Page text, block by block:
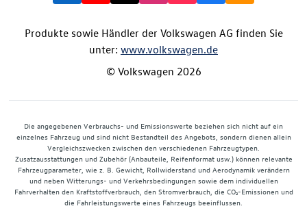
Produkte sowie Händler der Volkswagen AG finden Sie
unter: www.volkswagen.de
© Volkswagen 2026
Die angegebenen Verbrauchs- und Emissionswerte beziehen sich nicht auf ein
einzelnes Fahrzeug und sind nicht Bestandteil des Angebots, sondern dienen allein
Vergleichszwecken zwischen den verschiedenen Fahrzeugtypen.
Zusatzausstattungen und Zubehör (Anbauteile, Reifenformat usw.) können relevante
Fahrzeugparameter, wie z. B. Gewicht, Rollwiderstand und Aerodynamik verändern
und neben Witterungs- und Verkehrsbedingungen sowie dem individuellen
Fahrverhalten den Kraftstoffverbrauch, den Stromverbrauch, die CO₂-Emissionen und
die Fahrleistungswerte eines Fahrzeugs beeinflussen.